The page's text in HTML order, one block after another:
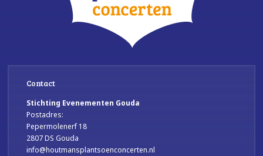
Contact
Stichting Evenementen Gouda
Postadres:
Pepermolenerf 18
2807 DS Gouda
info@houtmansplantsoenconcerten.nl